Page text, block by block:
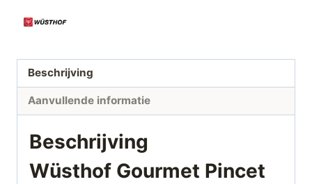
Beschrijving
Aanvullende informatie
Beschrijving
Wüsthof Gourmet Pincet